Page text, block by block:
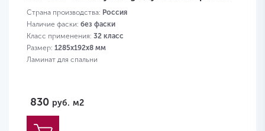
Страна производства: Россия
Наличие фаски: без фаски
Класс применения: 32 класс
Размер: 1285х192х8 мм
Ламинат для спальни
830 руб. м2